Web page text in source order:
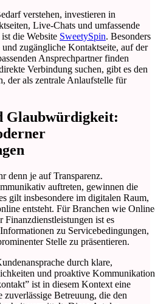
verstehen, investieren in
Live-Chats und umfassende
die Website SweetySpin. Besonders
zugängliche Kontaktseite, auf der
Ansprechpartner finden
Verbindung suchen, gibt es den
der als zentrale Anlaufstelle für
Glaubwürdigkeit:
denn je auf Transparenz.
auftreten, gewinnen die
gilt insbesondere im digitalen Raum,
entsteht. Für Branchen wie
ist es
zu Servicebedingungen,
Stelle zu präsentieren.
durch klare,
und proaktive Kommunikation
ist in diesem Kontext eine
Betreuung, die den